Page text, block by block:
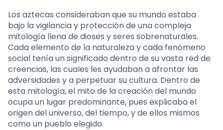
Los aztecas consideraban que su mundo estaba
bajo la vigilancia y protección de una compleja
mitología llena de dioses y seres sobrenaturales.
Cada elemento de la naturaleza y cada fenómeno
social tenía un significado dentro de su vasta red de
creencias, las cuales les ayudaban a afrontar las
adversidades y a perpetuar su cultura. Dentro de
esta mitología, el mito de la creación del mundo
ocupa un lugar predominante, pues explicaba el
origen del universo, del tiempo, y de ellos mismos
como un pueblo elegido.